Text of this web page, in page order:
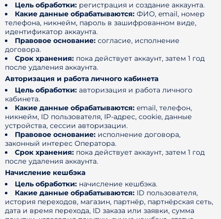
Цель обработки: регистрация и создание аккаунта.
Какие данные обрабатываются: ФИО, email, номер
телефона, никнейм, пароль в зашифрованном виде,
идентификатор аккаунта.
Правовое основание: согласие, исполнение
договора.
Срок хранения: пока действует аккаунт, затем 1 год
после удаления аккаунта.
Авторизация и работа личного кабинета
Цель обработки: авторизация и работа личного
кабинета.
Какие данные обрабатываются: email, телефон,
никнейм, ID пользователя, IP-адрес, cookie, данные
устройства, сессии авторизации.
Правовое основание: исполнение договора,
законный интерес Оператора.
Срок хранения: пока действует аккаунт, затем 1 год
после удаления аккаунта.
Начисление кешбэка
Цель обработки: начисление кешбэка.
Какие данные обрабатываются: ID пользователя,
история переходов, магазин, партнёр, партнёрская сеть,
дата и время перехода, ID заказа или заявки, сумма